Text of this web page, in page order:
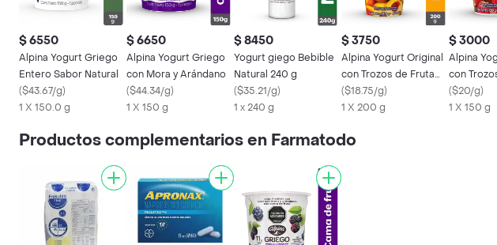
$ 6550
Alpina Yogurt Griego
Entero Sabor Natural
($43.67/g)
1 X 150.0 g
$ 6650
Alpina Yogurt Griego
con Mora y Arándano
($44.34/g)
1 X 150 g
$ 8450
Yogurt giego Bebible
Natural 240 g
($35.21/g)
1 x 240 g
$ 3750
Alpina Yogurt Original
con Trozos de Fruta
Sabor a Melocotón
($18.75/g)
1 X 200 g
$ 3000
Alpina
con
($20/g)
1 X 150 g
Productos complementarios en Farmatodo